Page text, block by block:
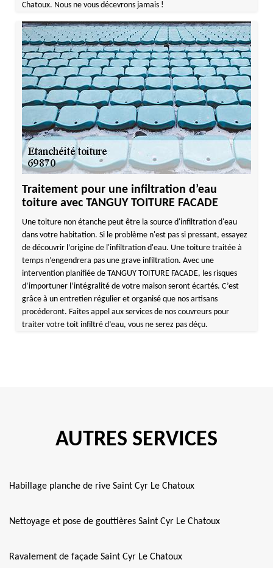
Chatoux. Nous ne vous décevrons jamais !
Traitement pour une infiltration d’eau
toiture avec TANGUY TOITURE FACADE
Une toiture non étanche peut être la source d'infiltration d'eau
dans votre habitation. Si le problème n'est pas si pressant, essayez
de découvrir l’origine de l'infiltration d'eau. Une toiture traitée à
temps n’engendrera pas une grave infiltration. Avec une
intervention planifiée de TANGUY TOITURE FACADE, les risques
d’importuner l’intégralité de votre maison seront écartés. C’est
grâce à un entretien régulier et organisé que nos artisans
procéderont. Faites appel aux services de nos couvreurs pour
traiter votre toit infiltré d’eau, vous ne serez pas déçu.
AUTRES SERVICES
Habillage planche de rive Saint Cyr Le Chatoux
Nettoyage et pose de gouttières Saint Cyr Le Chatoux
Ravalement de façade Saint Cyr Le Chatoux